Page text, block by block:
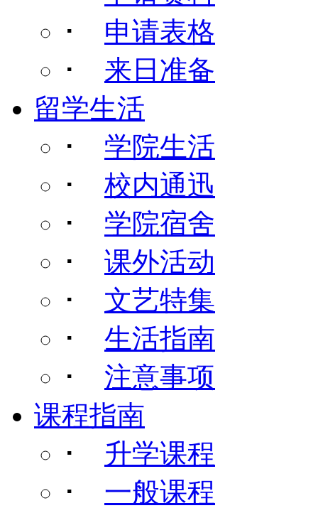
･ 申请表格
･ 来日准备
留学生活
･ 学院生活
･ 校内通迅
･ 学院宿舍
･ 课外活动
･ 文艺特集
･ 生活指南
･ 注意事项
课程指南
･ 升学课程
･ 一般课程